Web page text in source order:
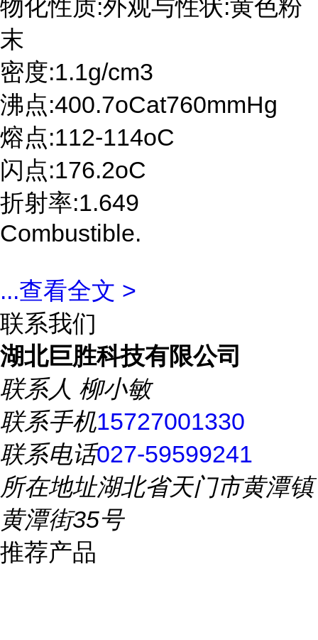
物化性质:外观与性状:黄色粉
末
密度:1.1g/cm3
沸点:400.7oCat760mmHg
熔点:112-114oC
闪点:176.2oC
折射率:1.649
Combustible.
...查看全文 >
联系我们
湖北巨胜科技有限公司
联系人 柳小敏
联系手机15727001330
联系电话027-59599241
所在地址湖北省天门市黄潭镇
黄潭街35号
推荐产品